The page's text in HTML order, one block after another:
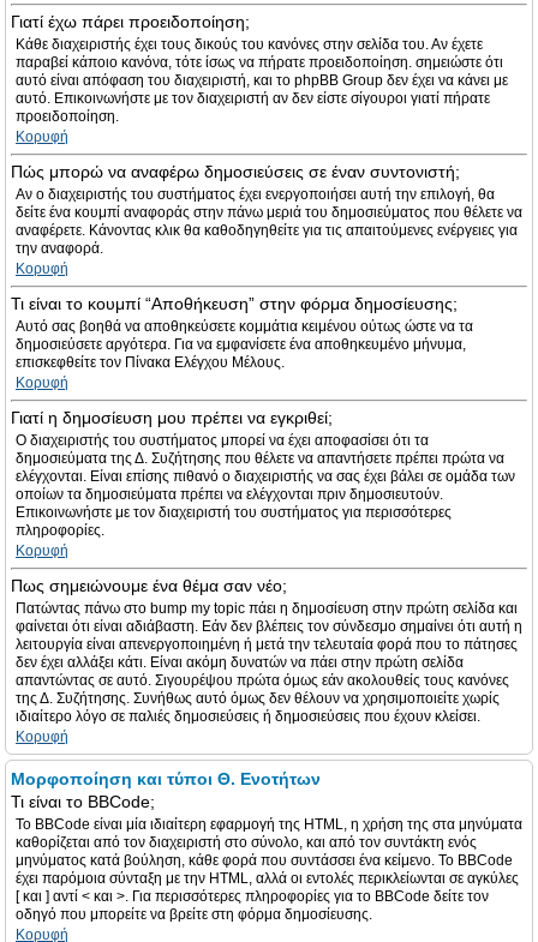
Γιατί έχω πάρει προειδοποίηση;
Κάθε διαχειριστής έχει τους δικούς του κανόνες στην σελίδα του. Αν έχετε
παραβεί κάποιο κανόνα, τότε ίσως να πήρατε προειδοποίηση. σημειώστε ότι
αυτό είναι απόφαση του διαχειριστή, και το phpBB Group δεν έχει να κάνει με
αυτό. Επικοινωνήστε με τον διαχειριστή αν δεν είστε σίγουροι γιατί πήρατε
προειδοποίηση.
Κορυφή
Πώς μπορώ να αναφέρω δημοσιεύσεις σε έναν συντονιστή;
Αν ο διαχειριστής του συστήματος έχει ενεργοποιήσει αυτή την επιλογή, θα
δείτε ένα κουμπί αναφοράς στην πάνω μεριά του δημοσιεύματος που θέλετε να
αναφέρετε. Κάνοντας κλικ θα καθοδηγηθείτε για τις απαιτούμενες ενέργειες για
την αναφορά.
Κορυφή
Τι είναι το κουμπί “Αποθήκευση” στην φόρμα δημοσίευσης;
Αυτό σας βοηθά να αποθηκεύσετε κομμάτια κειμένου ούτως ώστε να τα
δημοσιεύσετε αργότερα. Για να εμφανίσετε ένα αποθηκευμένο μήνυμα,
επισκεφθείτε τον Πίνακα Ελέγχου Μέλους.
Κορυφή
Γιατί η δημοσίευση μου πρέπει να εγκριθεί;
Ο διαχειριστής του συστήματος μπορεί να έχει αποφασίσει ότι τα
δημοσιεύματα της Δ. Συζήτησης που θέλετε να απαντήσετε πρέπει πρώτα να
ελέγχονται. Είναι επίσης πιθανό ο διαχειριστής να σας έχει βάλει σε ομάδα των
οποίων τα δημοσιεύματα πρέπει να ελέγχονται πριν δημοσιευτούν.
Επικοινωνήστε με τον διαχειριστή του συστήματος για περισσότερες
πληροφορίες.
Κορυφή
Πως σημειώνουμε ένα θέμα σαν νέο;
Πατώντας πάνω στο bump my topic πάει η δημοσίευση στην πρώτη σελίδα και
φαίνεται ότι είναι αδιάβαστη. Εάν δεν βλέπεις τον σύνδεσμο σημαίνει ότι αυτή η
λειτουργία είναι απενεργοποιημένη ή μετά την τελευταία φορά που το πάτησες
δεν έχει αλλάξει κάτι. Είναι ακόμη δυνατών να πάει στην πρώτη σελίδα
απαντώντας σε αυτό. Σιγουρέψου πρώτα όμως εάν ακολουθείς τους κανόνες
της Δ. Συζήτησης. Συνήθως αυτό όμως δεν θέλουν να χρησιμοποιείτε χωρίς
ιδιαίτερο λόγο σε παλιές δημοσιεύσεις ή δημοσιεύσεις που έχουν κλείσει.
Κορυφή
Μορφοποίηση και τύποι Θ. Ενοτήτων
Τι είναι το BBCode;
Το BBCode είναι μία ιδιαίτερη εφαρμογή της HTML, η χρήση της στα μηνύματα
καθορίζεται από τον διαχειριστή στο σύνολο, και από τον συντάκτη ενός
μηνύματος κατά βούληση, κάθε φορά που συντάσσει ένα κείμενο. Το BBCode
έχει παρόμοια σύνταξη με την HTML, αλλά οι εντολές περικλείωνται σε αγκύλες
[ και ] αντί < και >. Για περισσότερες πληροφορίες για το BBCode δείτε τον
οδηγό που μπορείτε να βρείτε στη φόρμα δημοσίευσης.
Κορυφή